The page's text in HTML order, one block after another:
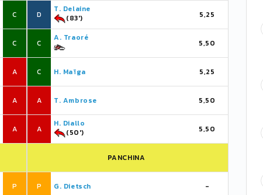
C
C
A
A
A
P
D
T. Delaine
(83')
5,25
C
A. Traoré
5,50
C H. Maïga 5,25
A T. Ambrose 5,50
A
H. Diallo
(50')
5,50
PANCHINA
P G. Dietsch -